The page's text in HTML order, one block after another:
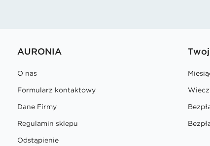
AURONIA
O nas
Formularz kontaktowy
Dane Firmy
Regulamin sklepu
Odstąpienie